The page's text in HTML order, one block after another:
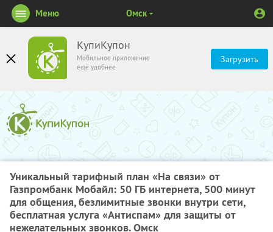
КупиКупон
Мобильное приложение
ещё удобнее
Загрузить
Меню Омск
Уникальный тарифный план «На связи» от
Газпромбанк Мобайл: 50 ГБ интернета, 500 минут
для общения, безлимитные звонки внутри сети,
бесплатная услуга «Антиспам» для защиты от
нежелательных звонков. Омск